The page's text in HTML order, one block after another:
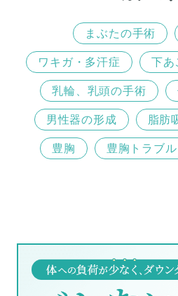
まぶたの手術
ワキガ・多汗症 下あ
乳輪、乳頭の手術
男性器の形成 脂肪
豊胸 豊胸トラブル